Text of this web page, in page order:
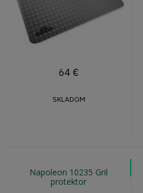
64 €
SKLADOM
Napoleon 10235 Gril
protektor